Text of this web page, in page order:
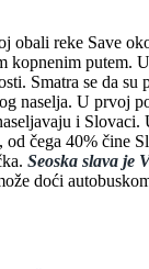
obali reke Save
kopnenim putem.
Smatra se da su
naselja. U prvoj
i Slovaci.
čega 40% čine
Seoska slava je
doći